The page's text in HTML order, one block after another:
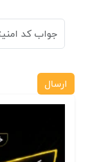
ارسال